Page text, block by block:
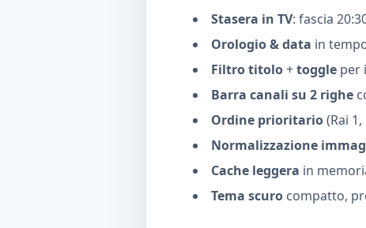
Stasera in TV: fascia
Orologio & data in
Filtro titolo+toggle per
Barra canali su 2 righe
Ordine prioritario(Rai
Normalizzazione
Cache leggera in
Tema scuro compatto,